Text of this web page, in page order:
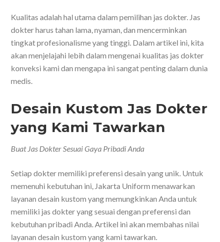
Kualitas adalah hal utama dalam pemilihan jas dokter. Jas
dokter harus tahan lama, nyaman, dan mencerminkan
tingkat profesionalisme yang tinggi. Dalam artikel ini, kita
akan menjelajahi lebih dalam mengenai kualitas jas dokter
konveksi kami dan mengapa ini sangat penting dalam dunia
medis.
Desain Kustom Jas Dokter
yang Kami Tawarkan
Buat Jas Dokter Sesuai Gaya Pribadi Anda
Setiap dokter memiliki preferensi desain yang unik. Untuk
memenuhi kebutuhan ini, Jakarta Uniform menawarkan
layanan desain kustom yang memungkinkan Anda untuk
memiliki jas dokter yang sesuai dengan preferensi dan
kebutuhan pribadi Anda. Artikel ini akan membahas nilai
layanan desain kustom yang kami tawarkan.